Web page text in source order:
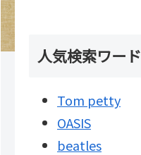
人気検索ワード
Tom petty
OASIS
beatles